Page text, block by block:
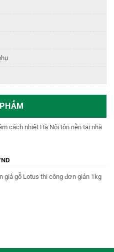
cách nhiệt Hà Nội tôn nền tại nhà
giả gỗ Lotus thi công đơn giản 1kg